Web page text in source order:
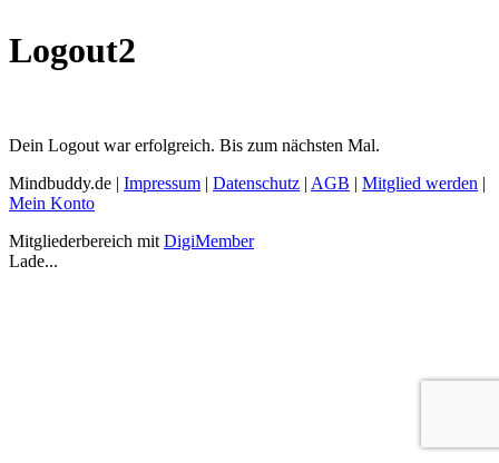
Logout2
Dein Logout war erfolgreich. Bis zum nächsten Mal.
Mindbuddy.de | Impressum | Datenschutz | AGB | Mitglied werden |
Mein Konto
Mitgliederbereich mit DigiMember
Lade...